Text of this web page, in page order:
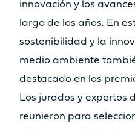
innovación y los
largo de los años. En
sostenibilidad y la
medio ambiente
destacado en los
Los jurados y expertos
reunieron para
DEPÓSITO DE
2 x 300L
DEPÓSITO DE
350L